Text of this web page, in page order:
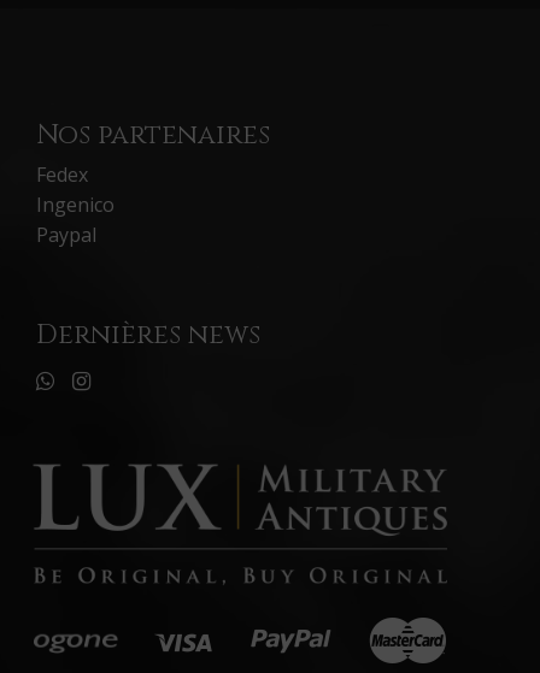
Nos partenaires
Fedex
Ingenico
Paypal
Dernières news